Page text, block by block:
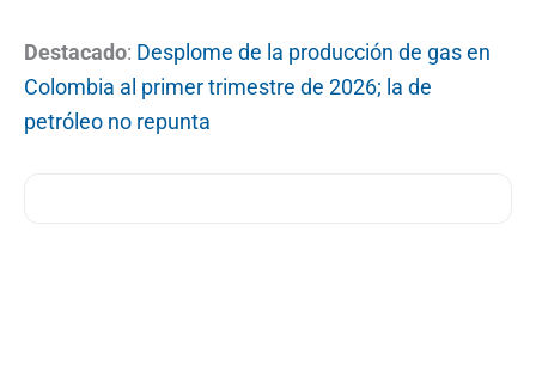
Destacado: Desplome de la producción de gas en
Colombia al primer trimestre de 2026; la de
petróleo no repunta